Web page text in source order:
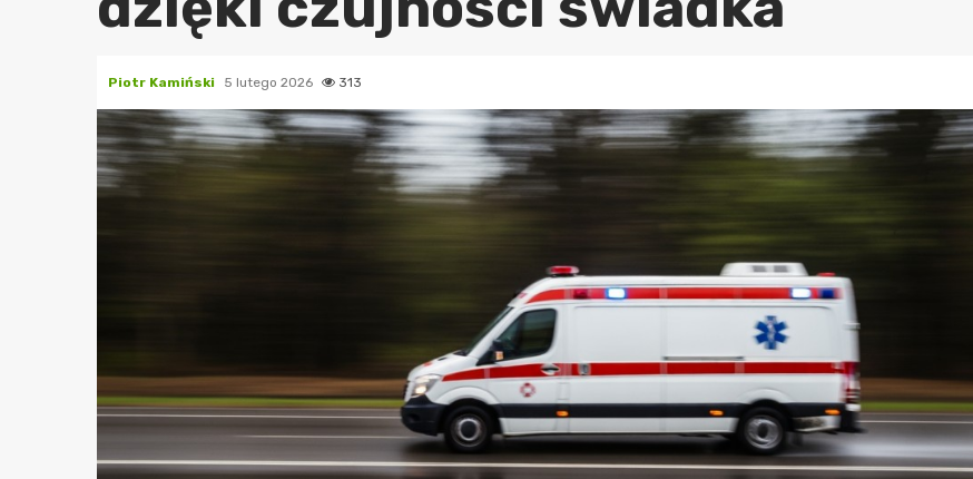
Piotr Kamiński 5 lutego 2026 313